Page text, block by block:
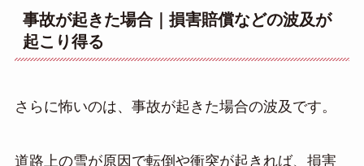
事故が起きた場合｜損害賠償などの波及が
起こり得る
さらに怖いのは、事故が起きた場合の波及です。
道路上の雪が原因で転倒や衝突が起きれば、損害